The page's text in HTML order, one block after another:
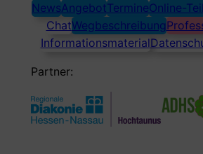
NewsAngebotTermineOnline-
ChatWegbeschreibung
Informationsmaterial
Partner: